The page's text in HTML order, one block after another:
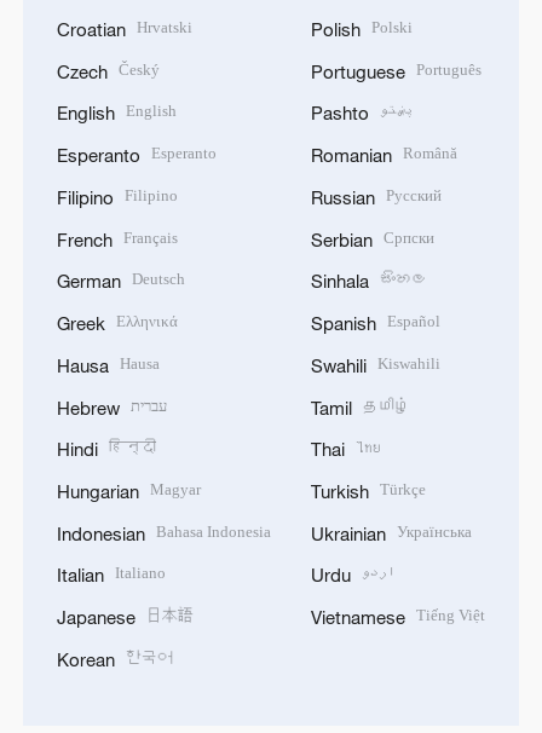
Croatian Hrvatski
Czech Český
English English
Esperanto Esperanto
Filipino Filipino
French Français
German Deutsch
Greek Ελληνικά
Hausa Hausa
Hebrew עברית
Hindi हिन्दी
Hungarian Magyar
Indonesian Bahasa Indonesia
Italian Italiano
Japanese 日本語
Korean 한국어
Polish Polski
Portuguese Português
Pashto پښتو
Romanian Română
Russian Русский
Serbian Српски
Sinhala සිංහල
Spanish Español
Swahili Kiswahili
Tamil தமிழ்
Thai ไทย
Turkish Türkçe
Ukrainian Українська
Urdu اردو
Vietnamese Tiếng Việt